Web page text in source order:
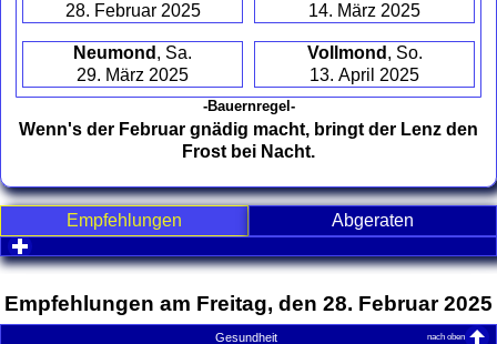
28. Februar 2025
14. März 2025
Neumond , Sa.
29. März 2025
Vollmond , So.
13. April 2025
-Bauernregel-
Wenn's der Februar gnädig macht, bringt der Lenz den
Frost bei Nacht.
Empfehlungen
Abgeraten
click to expand contents
Empfehlungen am Freitag, den 28. Februar 2025
Gesundheit nach oben